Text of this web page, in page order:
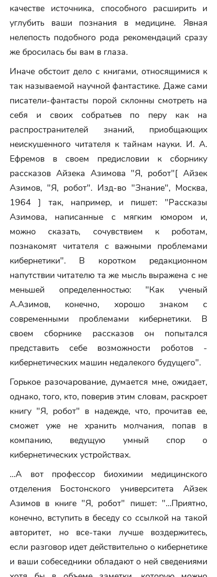
качестве источника, способного расширить и
углубить ваши познания в медицине. Явная
нелепость подобного рода рекомендаций сразу
же бросилась бы вам в глаза.
Иначе обстоит дело с книгами, относящимися к
так называемой научной фантастике. Даже сами
писатели-фантасты порой склонны смотреть на
себя и своих собратьев по перу как на
распространителей знаний, приобщающих
неискушенного читателя к тайнам науки. И. А.
Ефремов в своем предисловии к сборнику
рассказов Айзека Азимова "Я, робот"[ Айзек
Азимов, "Я, робот". Изд-во "Знание", Москва,
1964 ] так, например, и пишет: "Рассказы
Азимова, написанные с мягким юмором и,
можно сказать, сочувствием к роботам,
познакомят читателя с важными проблемами
кибернетики". В коротком редакционном
напутствии читателю та же мысль выражена с не
меньшей определенностью: "Как ученый
А.Азимов, конечно, хорошо знаком с
современными проблемами кибернетики. В
своем сборнике рассказов он попытался
представить себе возможности роботов -
кибернетических машин недалекого будущего".
Горькое разочарование, думается мне, ожидает,
однако, того, кто, поверив этим словам, раскроет
книгу "Я, робот" в надежде, что, прочитав ее,
сможет уже не хранить молчания, попав в
компанию, ведущую умный спор о
кибернетических устройствах.
...А вот профессор биохимии медицинского
отделения Бостонского университета Айзек
Азимов в книге "Я, робот" пишет: "...Приятно,
конечно, вступить в беседу со ссылкой на такой
авторитет, но все-таки лучше воздержитесь,
если разговор идет действительно о кибернетике
и ваши собеседники обладают о ней сведениями